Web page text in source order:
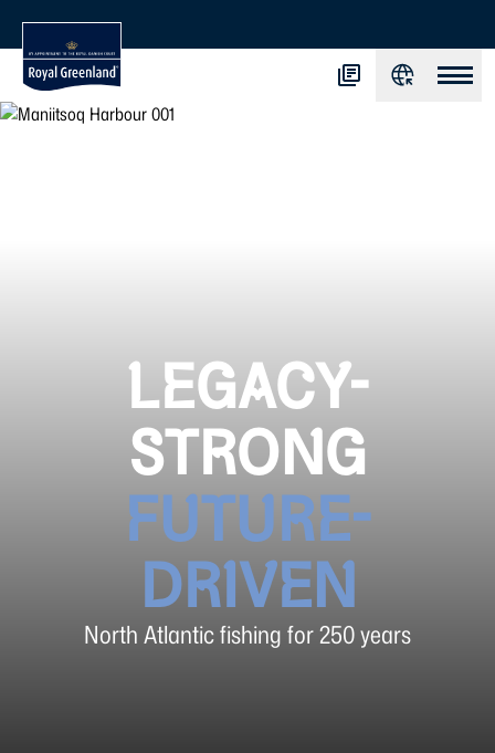
LEGACY-
STRONG
FUTURE-
DRIVEN
North Atlantic fishing for 250 years